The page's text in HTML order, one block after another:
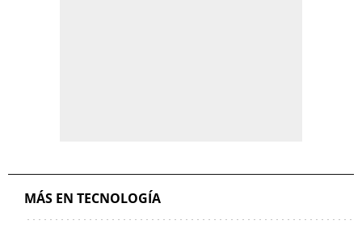
MÁS EN TECNOLOGÍA